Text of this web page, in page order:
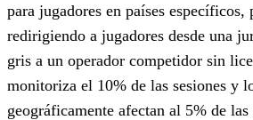
para jugadores en países específicos,
redirigiendo a jugadores desde una
gris a un operador competidor sin
monitoriza el 10% de las sesiones y
geográficamente afectan al 5% de